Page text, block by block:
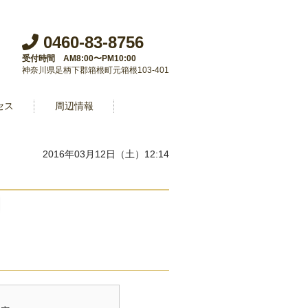
0460-83-8756
受付時間 AM8:00〜PM10:00
神奈川県足柄下郡箱根町元箱根103-401
ス 周辺情報
2016年03月12日（土）12:14